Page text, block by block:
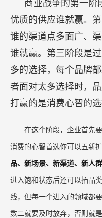
增长分为战术性增
性增长包括过产品、
战略级增长叫提心智
成为首选，心智首选。
今天，万马奔腾的时代
做到数一数二，盈利就会变
商业战争的第一阶
优质的供应谁就赢。
谁的渠道点多面广、
谁就赢。第三阶段是
多的选择，每个品牌